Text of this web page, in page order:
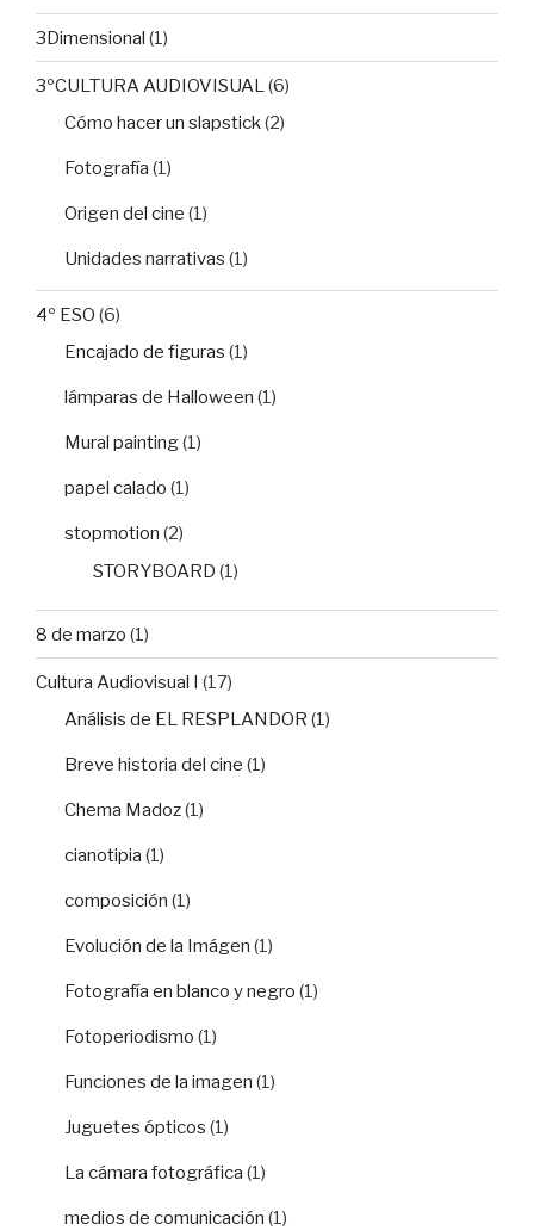
3Dimensional (1)
3ºCULTURA AUDIOVISUAL (6)
Cómo hacer un slapstick(2)
Fotografía (1)
Origen del cine (1)
Unidades narrativas (1)
4º ESO (6)
Encajado de figuras (1)
lámparas de Halloween (1)
Mural painting(1)
papel calado (1)
stopmotion (2)
STORYBOARD (1)
8 de marzo (1)
Cultura Audiovisual I (17)
Análisis de EL RESPLANDOR (1)
Breve historia del cine (1)
Chema Madoz(1)
cianotipia (1)
composición (1)
Evolución de la Imágen (1)
Fotografía en blanco y negro (1)
Fotoperiodismo (1)
Funciones de la imagen (1)
Juguetes ópticos (1)
La cámara fotográfica (1)
medios de comunicación (1)